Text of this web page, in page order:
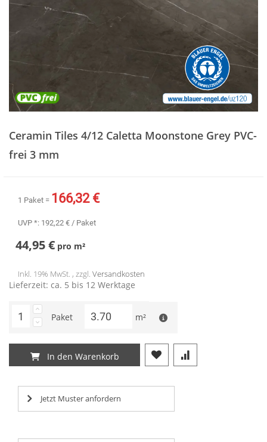
der
Bildergalerie
springen
Ceramin Tiles 4/12 Caletta Moonstone Grey PVC-
frei 3 mm
1 Paket = 166,32 €
UVP *: 192,22 € / Paket
44,95 € pro m²
Inkl. 19% MwSt. , zzgl. Versandkosten
Lieferzeit: ca. 5 bis 12 Werktage
Paket m²
In den Warenkorb
Jetzt Muster anfordern